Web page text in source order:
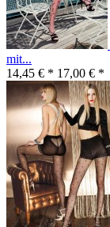
mit...
14,45 € * 17,00 € *